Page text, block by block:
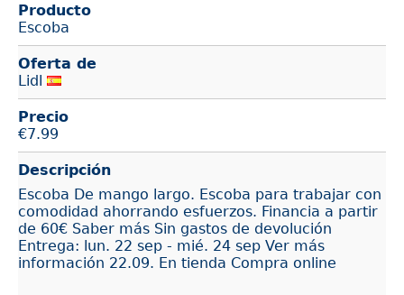
Producto
Escoba
Oferta de
Lidl
Precio
€7.99
Descripción
Escoba De mango largo. Escoba para trabajar con
comodidad ahorrando esfuerzos. Financia a partir
de 60€ Saber más Sin gastos de devolución
Entrega: lun. 22 sep - mié. 24 sep Ver más
información 22.09. En tienda Compra online